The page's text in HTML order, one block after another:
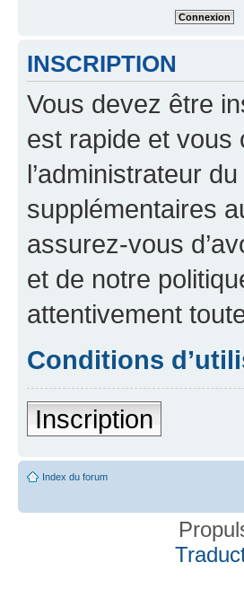
INSCRIPTION
Vous devez être
est rapide et vous
l’administrateur
supplémentaires
assurez-vous
et de notre
attentivement
Conditions
Inscription
Index du forum